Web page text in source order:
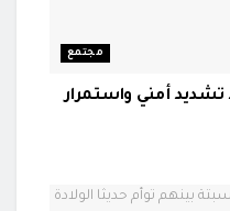
مجتمع
أمني واستمرار